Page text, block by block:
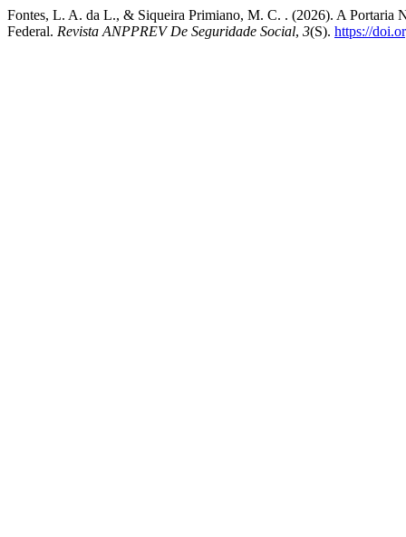
Fontes, L. A. da L., & Siqueira Primiano, M. C. . (2026). A Portaria
Federal. Revista ANPPREV De Seguridade Social, 3(S). https://